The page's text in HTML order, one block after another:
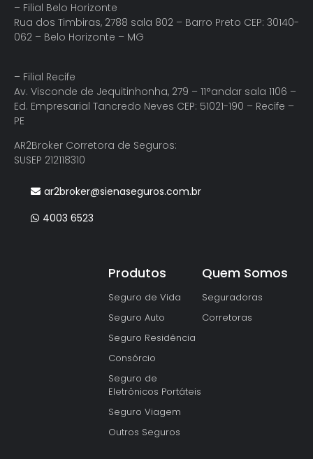
– Filial Belo Horizonte
Rua dos Timbiras, 2788 sala 802 – Barro Preto CEP: 30140-
062 – Belo Horizonte – MG
– Filial Recife
Av. Visconde de Jequitinhonha, 279 – 11°andar sala 1106 –
Ed. Empresarial Tancredo Neves CEP: 51021-190 – Recife –
PE
AR2Broker Corretora de Seguros:
SUSEP 212118310
ar2broker@sienaseguros.com.br
4003 6523
Produtos
Seguro de Vida
Seguro Auto
Seguro Residência
Consórcio
Seguro de
Eletrônicos Portáteis
Seguro Viagem
Outros Seguros
Quem Somos
Seguradoras
Corretoras